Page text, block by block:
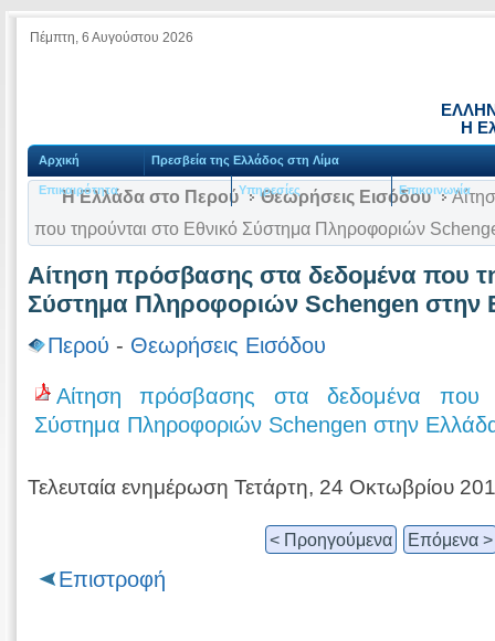
Πέμπτη, 6 Αυγούστου 2026
Η
Αρχική Πρεσβεία της Ελλάδος στη Λίμα
Επικαιρότητα Υπηρεσίες Επικοινωνία
Η Ελλάδα στο Περού Θεωρήσεις Εισόδου
που τηρούνται στο Εθνικό Σύστημα Πληροφοριών
Αίτηση πρόσβασης στα δεδομένα που
Σύστημα Πληροφοριών Schengen στην
Περού - Θεωρήσεις Εισόδου
Αίτηση πρόσβασης στα δεδομένα που
Σύστημα Πληροφοριών Schengen στην
Τελευταία ενημέρωση Τετάρτη, 24 Οκτωβρίου
< Προηγούμενα Επόμενα >
Επιστροφή